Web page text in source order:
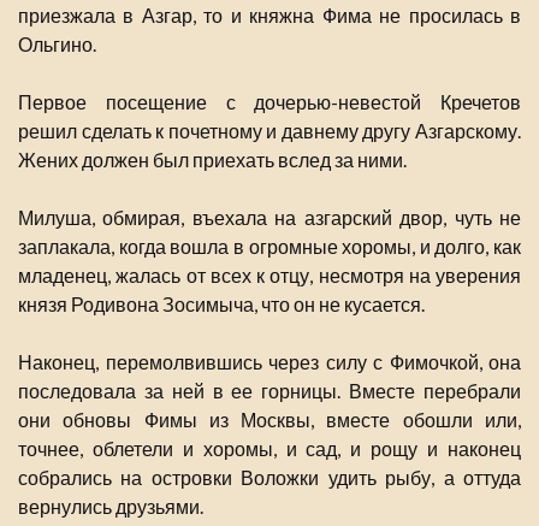
приезжала в Азгар, то и княжна Фима не просилась в
Ольгино.
Первое посещение с дочерью-невестой Кречетов
решил сделать к почетному и давнему другу Азгарскому.
Жених должен был приехать вслед за ними.
Милуша, обмирая, въехала на азгарский двор, чуть не
заплакала, когда вошла в огромные хоромы, и долго, как
младенец, жалась от всех к отцу, несмотря на уверения
князя Родивона Зосимыча, что он не кусается.
Наконец, перемолвившись через силу с Фимочкой, она
последовала за ней в ее горницы. Вместе перебрали
они обновы Фимы из Москвы, вместе обошли или,
точнее, облетели и хоромы, и сад, и рощу и наконец
собрались на островки Воложки удить рыбу, а оттуда
вернулись друзьями.